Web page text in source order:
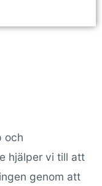
och
hjälper vi till att
genom att